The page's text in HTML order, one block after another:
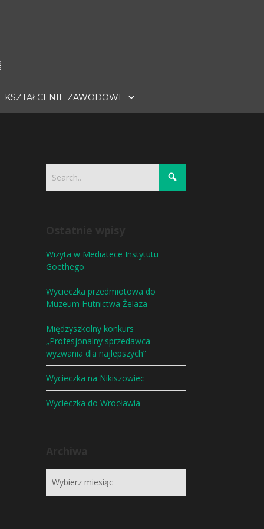
KSZTAŁCENIE ZAWODOWE
Wizyta w Mediatece Instytutu
Goethego
Wycieczka przedmiotowa do
Muzeum Hutnictwa Żelaza
Międzyszkolny konkurs
„Profesjonalny sprzedawca –
wyzwania dla najlepszych”
Wycieczka na Nikiszowiec
Wycieczka do Wrocławia